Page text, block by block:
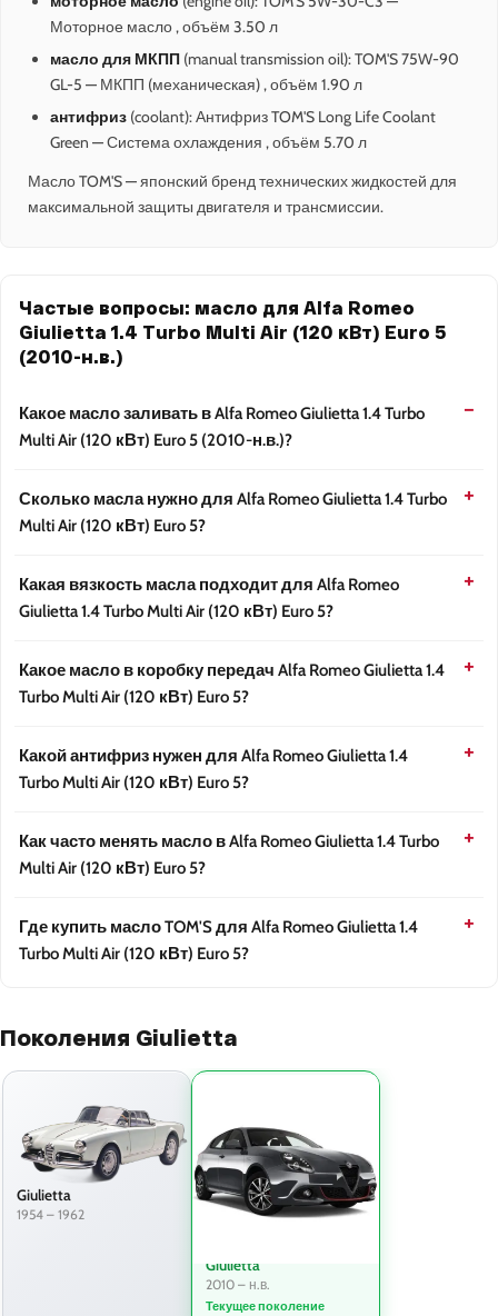
Моторное масло , объём 3.50 л
масло для МКПП (manual transmission oil): TOM'S 75W-90
GL-5 — МКПП (механическая) , объём 1.90 л
антифриз (coolant): Антифриз TOM'S Long Life Coolant
Green — Система охлаждения , объём 5.70 л
Масло TOM'S — японский бренд технических жидкостей для
максимальной защиты двигателя и трансмиссии.
Частые вопросы: масло для Alfa Romeo
Giulietta 1.4 Turbo Multi Air (120 кВт) Euro 5
(2010-н.в.)
Какое масло заливать в Alfa Romeo Giulietta 1.4 Turbo
Multi Air (120 кВт) Euro 5 (2010-н.в.)?
Сколько масла нужно для Alfa Romeo Giulietta 1.4 Turbo
Multi Air (120 кВт) Euro 5?
Какая вязкость масла подходит для Alfa Romeo
Giulietta 1.4 Turbo Multi Air (120 кВт) Euro 5?
Какое масло в коробку передач Alfa Romeo Giulietta 1.4
Turbo Multi Air (120 кВт) Euro 5?
Какой антифриз нужен для Alfa Romeo Giulietta 1.4
Turbo Multi Air (120 кВт) Euro 5?
Как часто менять масло в Alfa Romeo Giulietta 1.4 Turbo
Multi Air (120 кВт) Euro 5?
Где купить масло TOM'S для Alfa Romeo Giulietta 1.4
Turbo Multi Air (120 кВт) Euro 5?
Поколения Giulietta
Giulietta
1954 – 1962
Giulietta
2010 – н.в.
Текущее поколение